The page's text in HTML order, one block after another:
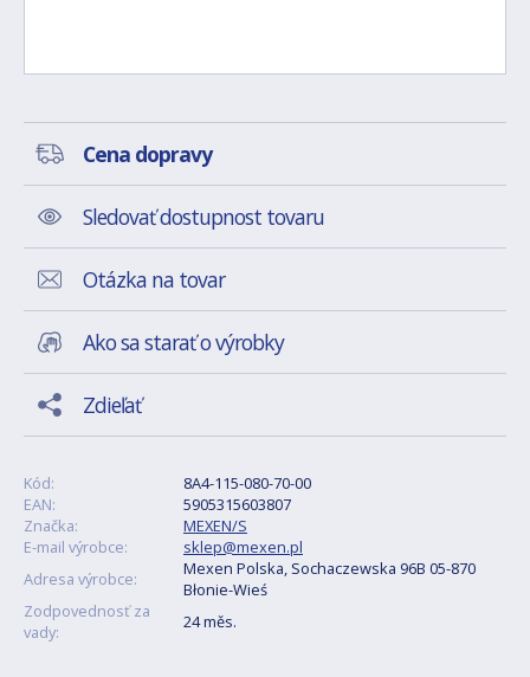
Cena dopravy
Sledovať dostupnost tovaru
Otázka na tovar
Ako sa starať o výrobky
Zdieľať
Kód:
8A4-115-080-70-00
EAN:
5905315603807
Značka:
MEXEN/S
E-mail výrobce:
sklep@mexen.pl
Adresa výrobce:
Mexen Polska, Sochaczewska 96B 05-870
Błonie-Wieś
Zodpovednosť za
vady:
24 měs.